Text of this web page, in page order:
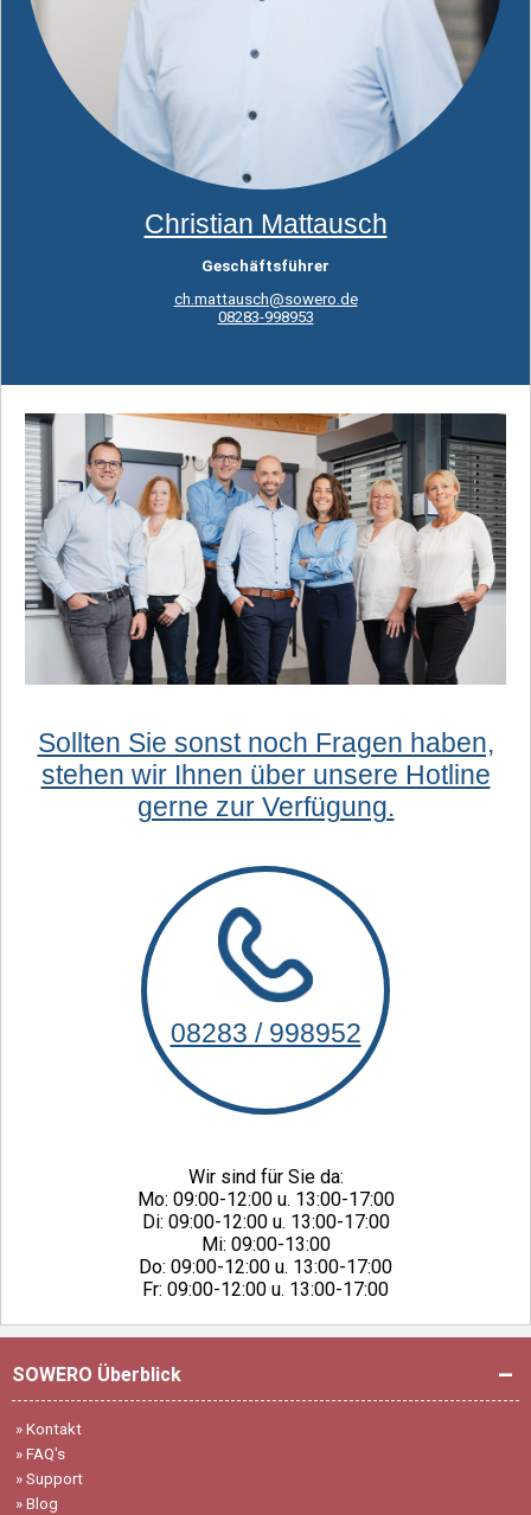
Christian Mattausch
Geschäftsführer
ch.mattausch@sowero.de
08283-998953
Sollten Sie sonst noch Fragen haben,
stehen wir Ihnen über unsere Hotline
gerne zur Verfügung.
08283 / 998952
Wir sind für Sie da:
Mo: 09:00-12:00 u. 13:00-17:00
Di: 09:00-12:00 u. 13:00-17:00
Mi: 09:00-13:00
Do: 09:00-12:00 u. 13:00-17:00
Fr: 09:00-12:00 u. 13:00-17:00
SOWERO Überblick
» Kontakt
» FAQ's
» Support
» Blog